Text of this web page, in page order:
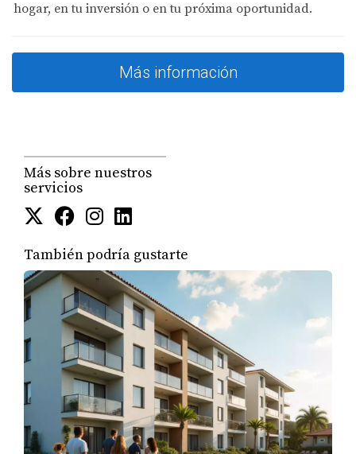
$1,200,000
3. Dr. Rolando Espinosa K-8 Center
Grados:K-8
Dirección:10150 NW 26th St, Doral
Excelente escuela pública con ambiente familiar y
programas innovadores. Muy popular entre familias del
Programas Destacados:
Gifted Program
ESL/ESOL
After School Programs
Technology Integration
Vecindarios Cercanos:
Downtown Doral (10 minutos)
Doral Isles West (5 minutos)
hogar, en tu inversión o en tu próxima oportunidad.
Más información
Más sobre nuestros
servicios
También podría gustarte